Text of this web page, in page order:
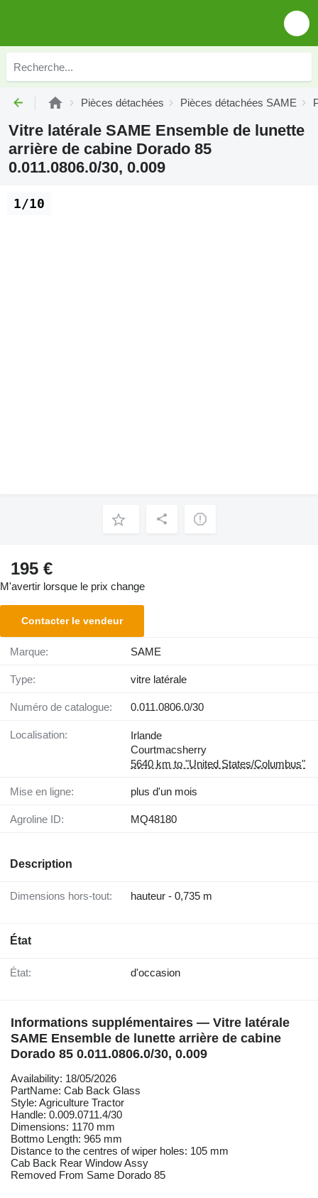
Pièces détachées Pièces détachées SAME
Vitre latérale SAME Ensemble de lunette
arrière de cabine Dorado 85
0.011.0806.0/30, 0.009
1/10
195 €
M'avertir lorsque le prix change
Contacter le vendeur
Marque: SAME
Type: vitre latérale
Numéro de catalogue: 0.011.0806.0/30
Localisation:
Irlande
Courtmacsherry
5640 km to "United States/Columbus"
Mise en ligne: plus d'un mois
Agroline ID: MQ48180
Description
Dimensions hors-tout: hauteur - 0,735 m
État
État: d'occasion
Informations supplémentaires — Vitre latérale
SAME Ensemble de lunette arrière de cabine
Dorado 85 0.011.0806.0/30, 0.009
Availability: 18/05/2026
PartName: Cab Back Glass
Style: Agriculture Tractor
Handle: 0.009.0711.4/30
Dimensions: 1170 mm
Bottmo Length: 965 mm
Distance to the centres of wiper holes: 105 mm
Cab Back Rear Window Assy
Removed From Same Dorado 85